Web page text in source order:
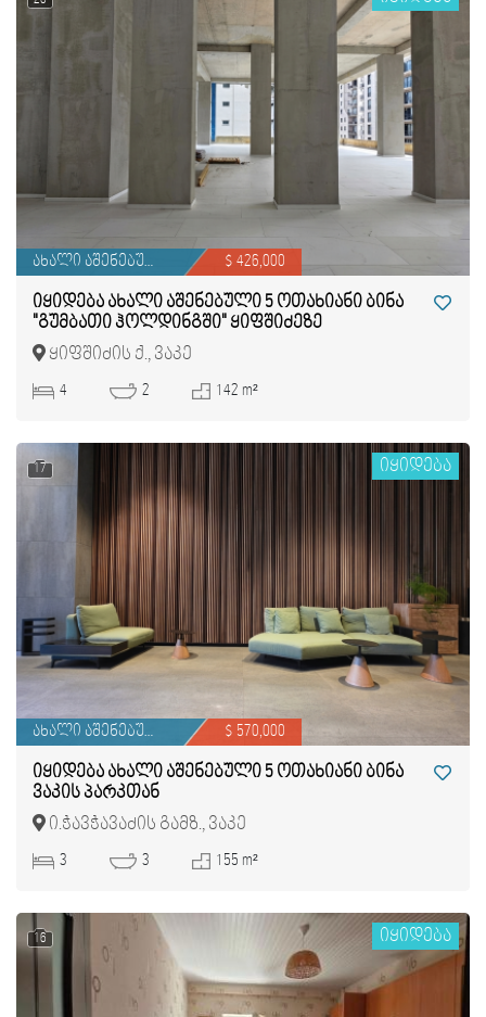
ახალი აშენებული $ 426,000
იყიდება ახალი აშენებული 5 ოთახიანი ბინა
"გუმბათი ჰოლდინგში" ყიფშიძეზე
ყიფშიძის ქ., ვაკე
4 2 142 m²
17 იყიდება
ახალი აშენებული $ 570,000
იყიდება ახალი აშენებული 5 ოთახიანი ბინა
ვაკის პარკთან
ი.ჭავჭავაძის გამზ., ვაკე
3 3 155 m²
16 იყიდება